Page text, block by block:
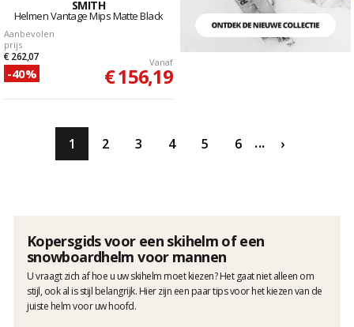
SMITH
Helmen Vantage Mips Matte Black
Aanbevolen
prijs
€ 262,07
-40%
Vanaf
€ 156,19
1 2 3 4 5 6 ... ›
Kopersgids voor een skihelm of een
snowboardhelm voor mannen
U vraagt zich af hoe u uw skihelm moet kiezen? Het gaat niet alleen om
stijl, ook al is stijl belangrijk. Hier zijn een paar tips voor het kiezen van de
juiste helm voor uw hoofd.